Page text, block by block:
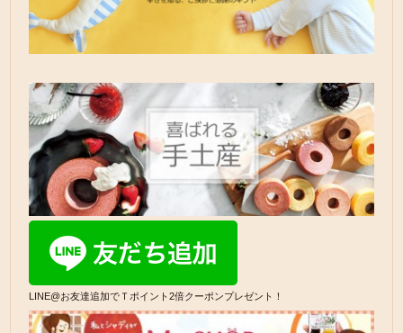
LINE@お友達追加でＴポイント2倍クーポンプレゼント！